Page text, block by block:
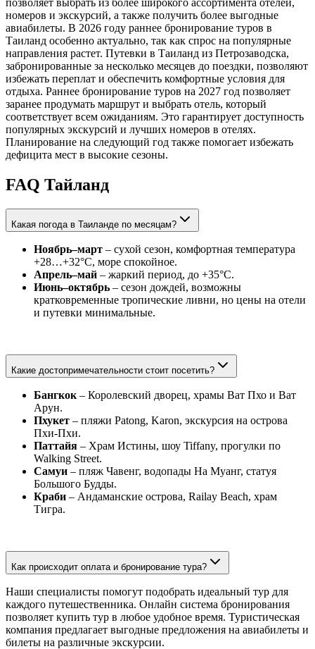
номеров и экскурсий, а также получить более выгодные
авиабилеты. В 2026 году раннее бронирование туров в
Таиланд особенно актуально, так как спрос на популярные
направления растет. Путевки в Таиланд из Петрозаводска,
забронированные за несколько месяцев до поездки, позволяют
избежать переплат и обеспечить комфортные условия для
отдыха. Раннее бронирование туров на 2027 год позволяет
заранее продумать маршрут и выбрать отель, который
соответствует всем ожиданиям. Это гарантирует доступность
популярных экскурсий и лучших номеров в отелях.
Планирование на следующий год также помогает избежать
дефицита мест в высокие сезоны.
FAQ Тайланд
Какая погода в Таиланде по месяцам?
Ноябрь–март – сухой сезон, комфортная температура
+28…+32°C, море спокойное.
Апрель–май – жаркий период, до +35°C.
Июнь–октябрь – сезон дождей, возможны
кратковременные тропические ливни, но цены на отели
и путевки минимальные.
Какие достопримечательности стоит посетить?
Бангкок – Королевский дворец, храмы Ват Пхо и Ват
Арун.
Пхукет – пляжи Patong, Karon, экскурсия на острова
Пхи-Пхи.
Паттайя – Храм Истины, шоу Tiffany, прогулки по
Walking Street.
Самуи – пляж Чавенг, водопады На Муанг, статуя
Большого Будды.
Краби – Андаманские острова, Railay Beach, храм
Тигра.
Как происходит оплата и бронирование тура?
Наши специалисты помогут подобрать идеальный тур для
каждого путешественника. Онлайн система бронирования
позволяет купить тур в любое удобное время. Туристическая
компания предлагает выгодные предложения на авиабилеты и
билеты на различные экскурсии.